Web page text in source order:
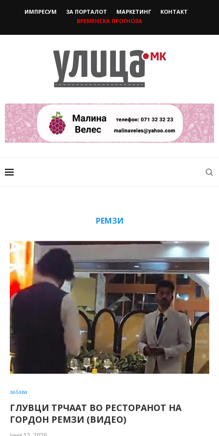
ИМПРЕСУМ ЗА ПОРТАЛОТ МАРКЕТИНГ
КОНТАКТ
ВРЕМЕНСКА ПРОГНОЗА
РЕМЗИ
забава
ГЛУВЦИ ТРЧААТ ВО РЕСТОРАНОТ НА
ГОРДОН РЕМЗИ (ВИДЕО)